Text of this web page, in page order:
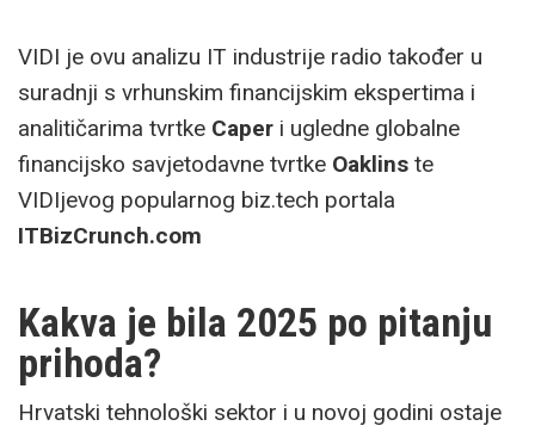
VIDI je ovu analizu IT industrije radio također u
suradnji s vrhunskim financijskim ekspertima i
analitičarima tvrtke Caper i ugledne globalne
financijsko savjetodavne tvrtke Oaklins te
VIDIjevog popularnog biz.tech portala
ITBizCrunch.com
Kakva je bila 2025 po pitanju
prihoda?
Hrvatski tehnološki sektor i u novoj godini ostaje